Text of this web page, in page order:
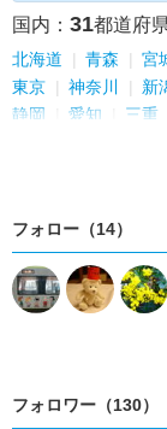
国内： 31都道府
北海道 青森 宮
東京
神奈川 新
静岡
愛知 三重
フォロー（14）
フォロワー（130）